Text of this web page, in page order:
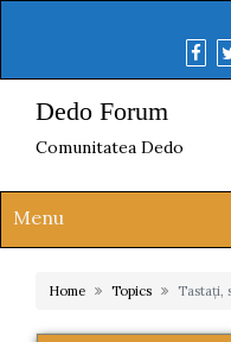
Dedo Forum
Comunitatea Dedo
Menu
Home Topics Tastați,